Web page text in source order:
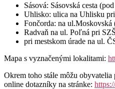
Sásová: Sásovská cesta
Uhlisko: ulica na Uhlisku
Fončorda: na
Radvaň na ul. Poľná pri
pri mestskom úrade na ul.
Mapa s vyznačenými lokalitami:
Okrem toho stále môžu
online dotazníky na stránke: